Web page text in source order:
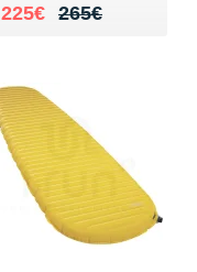
265€
Au lieu de 265€
225€
Vendu 225€